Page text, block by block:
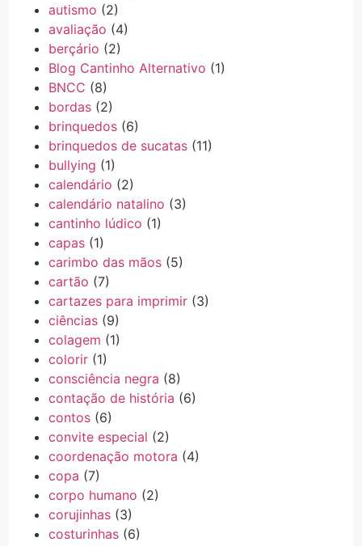
autismo (2)
avaliação (4)
berçário (2)
Blog Cantinho Alternativo (1)
BNCC (8)
bordas (2)
brinquedos (6)
brinquedos de sucatas (11)
bullying (1)
calendário (2)
calendário natalino (3)
cantinho lúdico (1)
capas (1)
carimbo das mãos (5)
cartão (7)
cartazes para imprimir (3)
ciências (9)
colagem (1)
colorir (1)
consciência negra (8)
contação de história (6)
contos (6)
convite especial (2)
coordenação motora (4)
copa (7)
corpo humano (2)
corujinhas (3)
costurinhas (6)